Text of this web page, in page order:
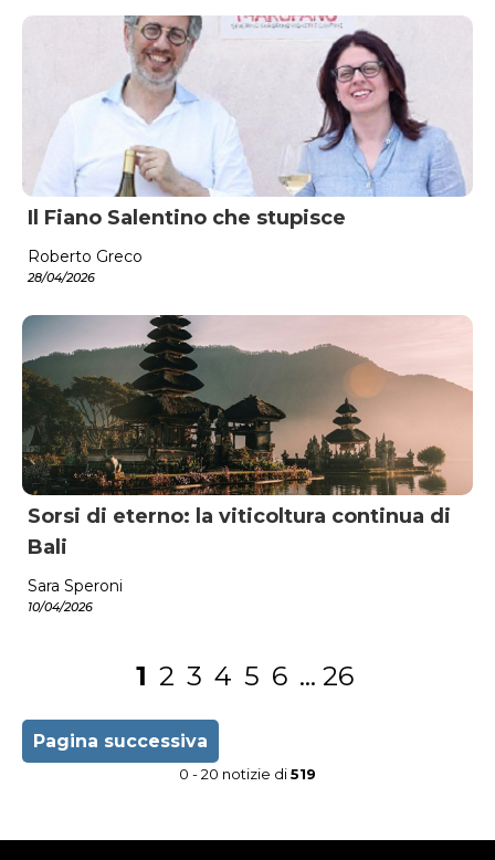
Il Fiano Salentino che stupisce
Roberto Greco
28/04/2026
Sorsi di eterno: la viticoltura continua di
Bali
Sara Speroni
10/04/2026
1 2 3 4 5 6 ... 26
Pagina successiva
0 - 20 notizie di519